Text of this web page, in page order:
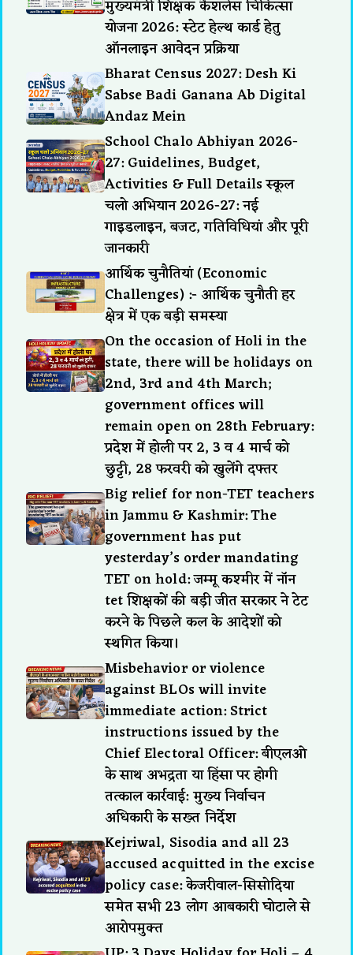
मुख्यमंत्री शिक्षक कैशलेस चिकित्सा
योजना 2026: स्टेट हेल्थ कार्ड हेतु
ऑनलाइन आवेदन प्रक्रिया
Bharat Census 2027: Desh Ki
Sabse Badi Ganana Ab Digital
Andaz Mein
School Chalo Abhiyan 2026-
27: Guidelines, Budget,
Activities & Full Details स्कूल
चलो अभियान 2026-27: नई
गाइडलाइन, बजट, गतिविधियां और पूरी
जानकारी
आर्थिक चुनौतियां (Economic
Challenges) :- आर्थिक चुनौती हर
क्षेत्र में एक बड़ी समस्या
On the occasion of Holi in the
state, there will be holidays on
2nd, 3rd and 4th March;
government offices will
remain open on 28th February:
प्रदेश में होली पर 2, 3 व 4 मार्च को
छुट्टी, 28 फरवरी को खुलेंगे दफ्तर
Big relief for non-TET teachers
in Jammu & Kashmir: The
government has put
yesterday’s order mandating
TET on hold: जम्मू कश्मीर में नॉन
tet शिक्षकों की बड़ी जीत सरकार ने टेट
करने के पिछले कल के आदेशों को
स्थगित किया।
Misbehavior or violence
against BLOs will invite
immediate action: Strict
instructions issued by the
Chief Electoral Officer: बीएलओ
के साथ अभद्रता या हिंसा पर होगी
तत्काल कार्रवाई: मुख्य निर्वाचन
अधिकारी के सख्त निर्देश
Kejriwal, Sisodia and all 23
accused acquitted in the excise
policy case: केजरीवाल-सिसोदिया
समेत सभी 23 लोग आबकारी घोटाले से
आरोपमुक्त